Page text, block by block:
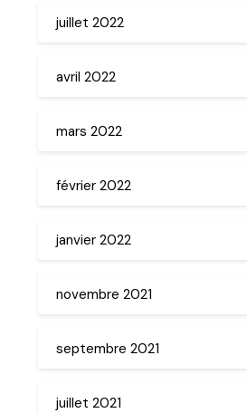
juillet 2022
avril 2022
mars 2022
février 2022
janvier 2022
novembre 2021
septembre 2021
juillet 2021